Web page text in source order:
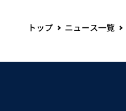
トップ ニュース一覧